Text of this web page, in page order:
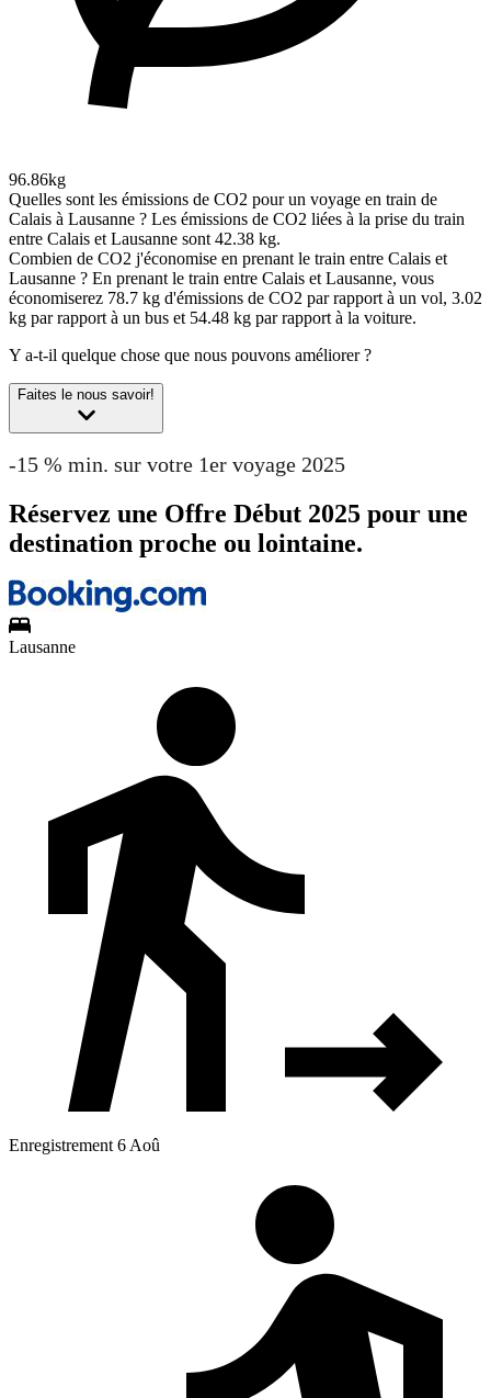
96.86kg
Quelles sont les émissions de CO2 pour un voyage en train de
Calais à Lausanne ? Les émissions de CO2 liées à la prise du train
entre Calais et Lausanne sont 42.38 kg.
Combien de CO2 j'économise en prenant le train entre Calais et
Lausanne ? En prenant le train entre Calais et Lausanne, vous
économiserez 78.7 kg d'émissions de CO2 par rapport à un vol, 3.02
kg par rapport à un bus et 54.48 kg par rapport à la voiture.
Y a-t-il quelque chose que nous pouvons améliorer ?
Faites le nous savoir!
-15 % min. sur votre 1er voyage 2025
Réservez une Offre Début 2025 pour une
destination proche ou lointaine.
Lausanne
Enregistrement 6 Aoû